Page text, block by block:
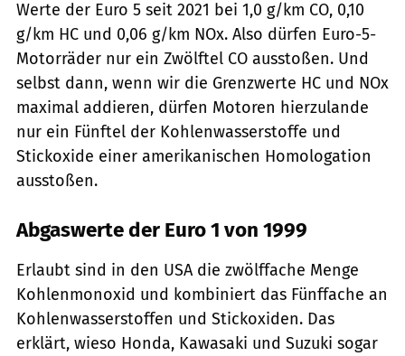
Werte der Euro 5 seit 2021 bei 1,0 g/km CO, 0,10
g/km HC und 0,06 g/km NOx. Also dürfen Euro-5-
Motorräder nur ein Zwölftel CO ausstoßen. Und
selbst dann, wenn wir die Grenzwerte HC und NOx
maximal addieren, dürfen Motoren hierzulande
nur ein Fünftel der Kohlenwasserstoffe und
Stickoxide einer amerikanischen Homologation
ausstoßen.
Abgaswerte der Euro 1 von 1999
Erlaubt sind in den USA die zwölffache Menge
Kohlenmonoxid und kombiniert das Fünffache an
Kohlenwasserstoffen und Stickoxiden. Das
erklärt, wieso Honda, Kawasaki und Suzuki sogar